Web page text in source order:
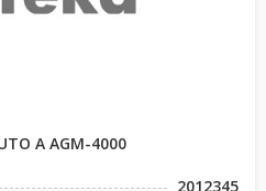
А AGM-4000
2012345